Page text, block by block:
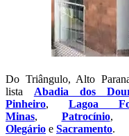
Do Triângulo, Alto
lista Abadia dos
Pinheiro, Lagoa
Minas, Patrocínio
Olegário e Sacramento.